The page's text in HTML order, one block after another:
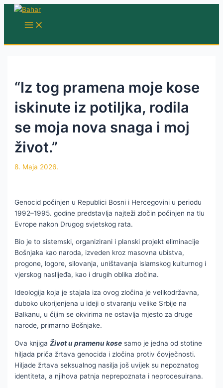
Skip
MAIN
MENU
“Iz tog pramena moje kose
iskinute iz potiljka, rodila
se moja nova snaga i moj
život.”
8. Maja 2026.
Genocid počinjen u Republici Bosni i Hercegovini u periodu
1992–1995. godine predstavlja najteži zločin počinjen na tlu
Evrope nakon Drugog svjetskog rata.
Bio je to sistemski, organizirani i planski projekt eliminacije
Bošnjaka kao naroda, izveden kroz masovna ubistva,
progone, logore, silovanja, uništavanja islamskog kulturnog i
vjerskog naslijeđa, kao i drugih oblika zločina.
Ideologija koja je stajala iza ovog zločina je velikodržavna,
duboko ukorijenjena u ideji o stvaranju velike Srbije na
Balkanu, u čijim se okvirima ne ostavlja mjesto za druge
narode, primarno Bošnjake.
Ova knjigaŽivot u pramenu kose samo je jedna od stotine
hiljada priča žrtava genocida i zločina protiv čovječnosti.
Hiljade žrtava seksualnog nasilja još uvijek su nepoznatog
identiteta, a njihova patnja neprepoznata i neprocesuirana.